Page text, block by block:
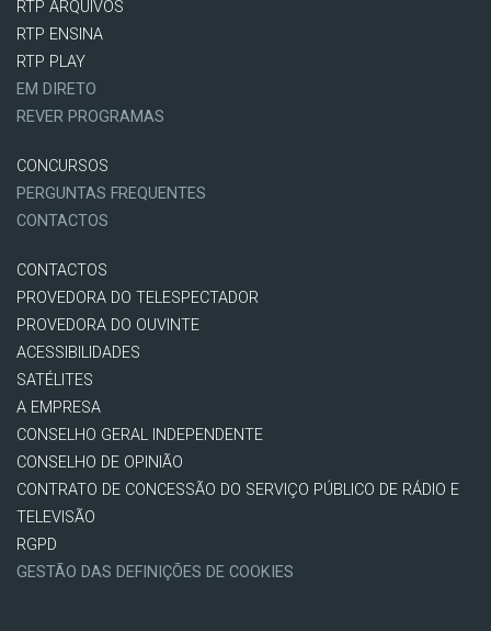
RTP ARQUIVOS
RTP ENSINA
RTP PLAY
EM DIRETO
REVER PROGRAMAS
CONCURSOS
PERGUNTAS FREQUENTES
CONTACTOS
CONTACTOS
PROVEDORA DO TELESPECTADOR
PROVEDORA DO OUVINTE
ACESSIBILIDADES
SATÉLITES
A EMPRESA
CONSELHO GERAL INDEPENDENTE
CONSELHO DE OPINIÃO
CONTRATO DE CONCESSÃO DO SERVIÇO PÚBLICO DE RÁDIO E
TELEVISÃO
RGPD
GESTÃO DAS DEFINIÇÕES DE COOKIES